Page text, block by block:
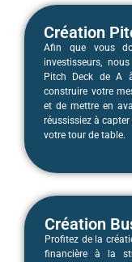
Création
Afin que vous
investisseurs,
Pitch Deck de A
construire votre
et de mettre en
réussissiez à
votre tour de table.
Création
Profitez de la
financière à la